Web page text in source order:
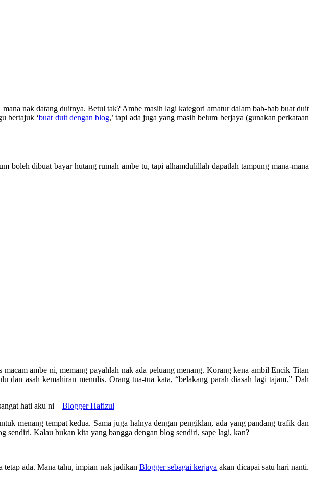
nak datang duitnya. Betul tak? Ambe masih lagi kategori amatur dalam bab-bab buat duit
bertajuk ‘buat duit dengan blog,’ tapi ada juga yang masih belum berjaya (gunakan perkataan
boleh dibuat bayar hutang rumah ambe tu, tapi alhamdulillah dapatlah tampung mana-mana
ambe ni, memang payahlah nak ada peluang menang. Korang kena ambil Encik Titan
dan asah kemahiran menulis. Orang tua-tua kata, “belakang parah diasah lagi tajam.” Dah
hati aku ni – Blogger Hafizul
menang tempat kedua. Sama juga halnya dengan pengiklan, ada yang pandang trafik dan
sendiri. Kalau bukan kita yang bangga dengan blog sendiri, sape lagi, kan?
ada. Mana tahu, impian nak jadikan Blogger sebagai kerjaya akan dicapai satu hari nanti.